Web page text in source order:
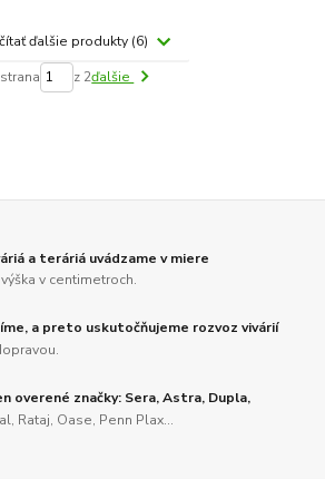
ďalšie produkty (6)
strana z 2ďalšie
a teráriá uvádzame v miere
v centimetroch.
a preto uskutočňujeme rozvoz vivárií
overené značky: Sera, Astra, Dupla,
Rataj, Oase, Penn Plax...